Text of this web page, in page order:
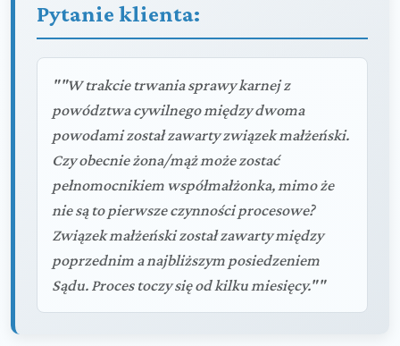
Pytanie klienta:
""W trakcie trwania sprawy karnej z
powództwa cywilnego między dwoma
powodami został zawarty związek małżeński.
Czy obecnie żona/mąż może zostać
pełnomocnikiem współmałżonka, mimo że
nie są to pierwsze czynności procesowe?
Związek małżeński został zawarty między
poprzednim a najbliższym posiedzeniem
Sądu. Proces toczy się od kilku miesięcy.""